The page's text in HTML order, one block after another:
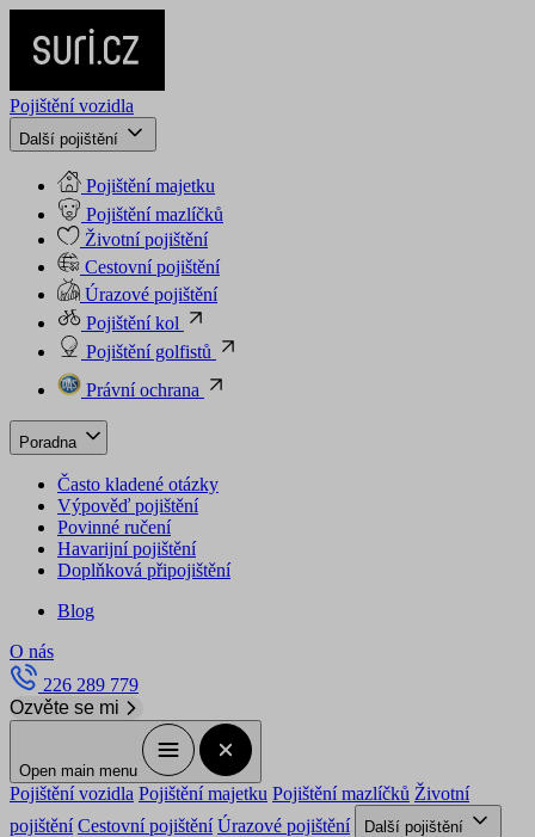
Pojištění vozidla
Další pojištění
Pojištění majetku
Pojištění mazlíčků
Životní pojištění
Cestovní pojištění
Úrazové pojištění
Pojištění kol
Pojištění golfistů
Právní ochrana
Poradna
Často kladené otázky
Výpověď pojištění
Povinné ručení
Havarijní pojištění
Doplňková připojištění
Blog
O nás
226 289 779
Ozvěte se mi
Open main menu
Pojištění vozidla Pojištění majetku Pojištění mazlíčků Životní
pojištění Cestovní pojištění Úrazové pojištění
Další pojištění